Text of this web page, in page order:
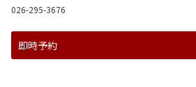
026-295-3676
即時予約